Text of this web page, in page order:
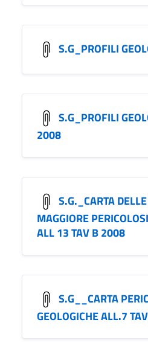
S.G_PROFILI
S.G_PROFILI
2008
S.G._CARTA
MAGGIORE
ALL 13 TAV B 2008
S.G__CARTA
GEOLOGICHE ALL.7